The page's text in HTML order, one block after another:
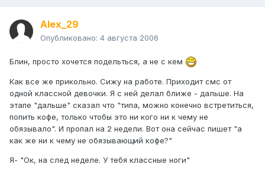
Alex_29
Опубликовано: 4 августа 2006
Блин, просто хочется подельться, а не с кем
Как все же прикольно. Сижу на работе. Приходит смс от
одной классной девочки. Я с ней делал ближе - дальше. На
этапе "дальше" сказал что "типа, можно конечно встретиться,
попить кофе, только чтобы это ни кого ни к чему не
обязывало". И пропал на 2 недели. Вот она сейчас пишет "а
как же ни к чему не обязывающий кофе?"
Я- "Ок, на след неделе. У тебя классные ноги"